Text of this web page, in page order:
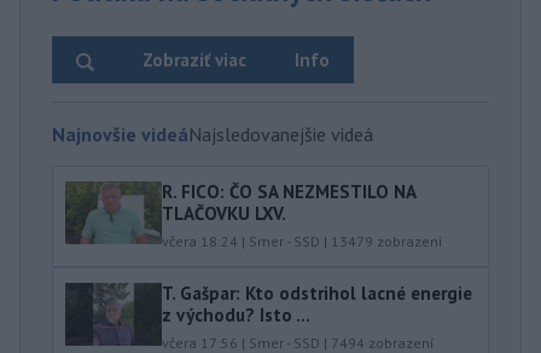
Info
Zobraziť viac
Najnovšie videáNajsledovanejšie videá
R. FICO: ČO SA NEZMESTILO NA
TLAČOVKU LXV.
včera 18:24 | Smer - SSD | 13479 zobrazení
T. Gašpar: Kto odstrihol lacné energie
z východu? Isto ...
včera 17:56 | Smer - SSD | 7494 zobrazení